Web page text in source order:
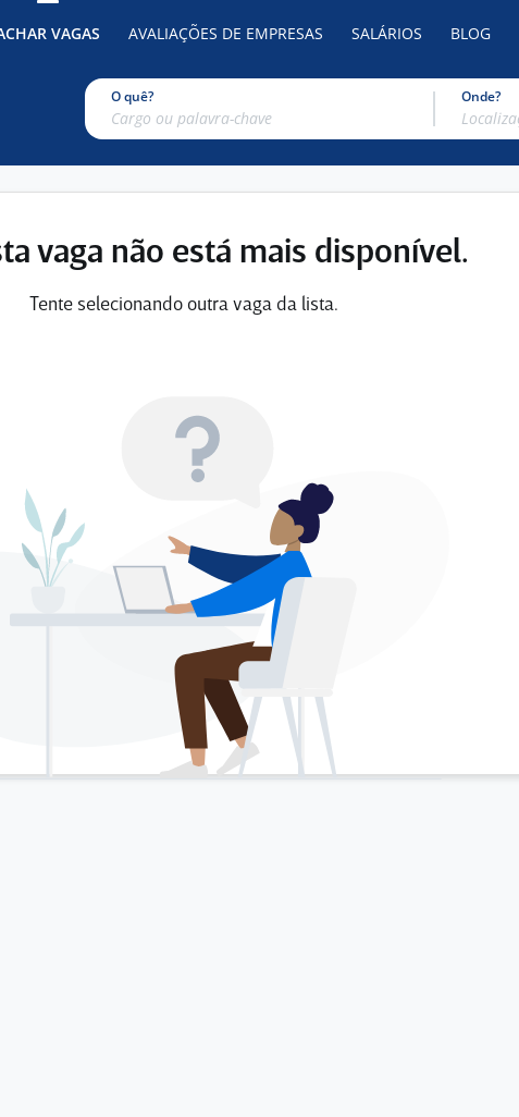
VAGAS AVALIAÇÕES DE EMPRESAS SALÁRIOS BLOG
O quê? Onde?
vaga não está mais disponível.
Tente selecionando outra vaga da lista.